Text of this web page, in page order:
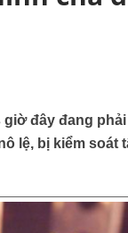
đây đang phải
lệ, bị kiểm soát